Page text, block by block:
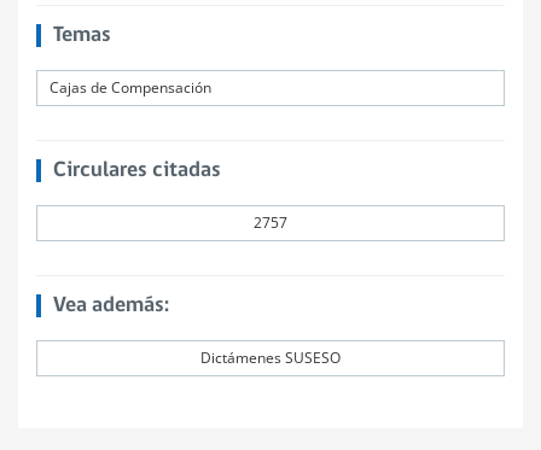
Temas
Cajas de Compensación
Circulares citadas
2757
Vea además:
Dictámenes SUSESO